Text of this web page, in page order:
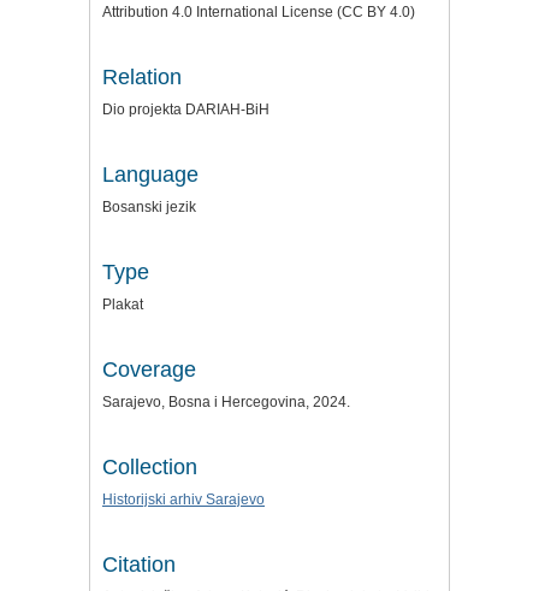
Attribution 4.0 International License (CC BY 4.0)
Relation
Dio projekta DARIAH-BiH
Language
Bosanski jezik
Type
Plakat
Coverage
Sarajevo, Bosna i Hercegovina, 2024.
Collection
Historijski arhiv Sarajevo
Citation